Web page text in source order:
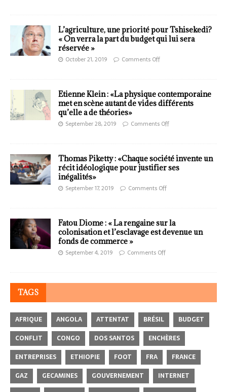
L’agriculture, une priorité pour Tshisekedi?
« On verra la part du budget qui lui sera
réservée »
October 21, 2019 Comments Off
Etienne Klein : «La physique contemporaine
met en scène autant de vides différents
qu’elle a de théories»
September 28, 2019 Comments Off
Thomas Piketty : «Chaque société invente un
récit idéologique pour justifier ses
inégalités»
September 17, 2019 Comments Off
Fatou Diome : « La rengaine sur la
colonisation et l’esclavage est devenue un
fonds de commerce »
September 4, 2019 Comments Off
TAGS
AFRIQUE ANGOLA ATTENTAT BRÉSIL
BUDGET
CONFLIT
CONGO DOS SANTOS
ENCHÈRES
ENTREPRISES
ETHIOPIE FOOT FRA
FRANCE
GAZ
GECAMINES GOUVERNEMENT
INTERNET